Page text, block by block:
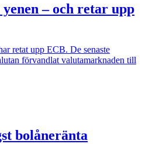
– och retar upp
retat upp ECB. De senaste
förvandlat valutamarknaden till
bolåneränta